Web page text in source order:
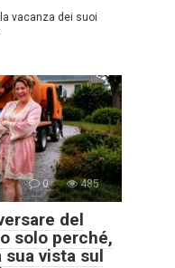
vacanza dei suoi
0 485
del
solo perché,
sua vista sul